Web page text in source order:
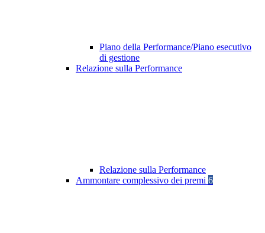
Piano della Performance/Piano esecutivo
di gestione
Relazione sulla Performance
Relazione sulla Performance
Ammontare complessivo dei premi 6